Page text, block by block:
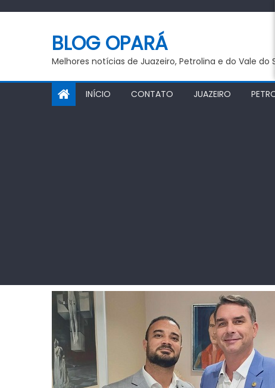
BLOG OPARÁ
Melhores notícias de Juazeiro, Petrolina e do Vale do
INÍCIO CONTATO JUAZEIRO